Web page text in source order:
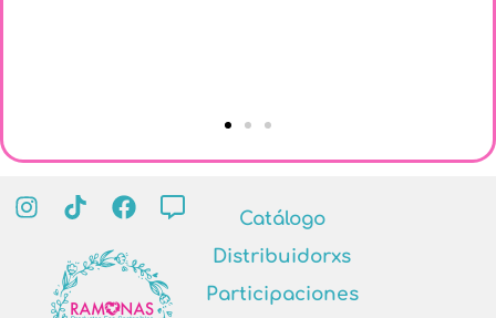
Catálogo
Distribuidorxs
Participaciones